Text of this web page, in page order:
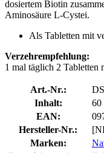
dosiertem Biotin
Aminosäure L-Cystei.
Als Tabletten mit
Verzehrempfehlung:
1 mal täglich 2 Tabletten
Art.-Nr.:
Inhalt:
60
EAN:
Hersteller-Nr.:
Marken: